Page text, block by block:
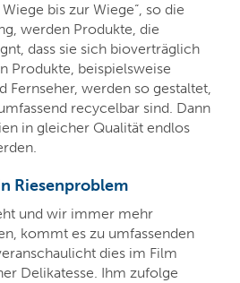
bis zur Wiege“, so die
werden Produkte, die
dass sie sich bioverträglich
Produkte, beispielsweise
Fernseher, werden so gestaltet,
recycelbar sind. Dann
in gleicher Qualität endlos
Riesenproblem
und wir immer mehr
kommt es zu umfassenden
dies im Film
Delikatesse. Ihm zufolge